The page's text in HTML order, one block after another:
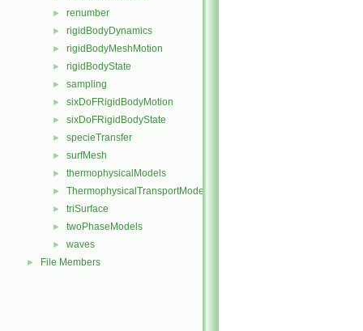
► renumber
► rigidBodyDynamics
► rigidBodyMeshMotion
► rigidBodyState
► sampling
► sixDoFRigidBodyMotion
► sixDoFRigidBodyState
► specieTransfer
► surfMesh
► thermophysicalModels
► ThermophysicalTransportModels
► triSurface
► twoPhaseModels
► waves
► File Members